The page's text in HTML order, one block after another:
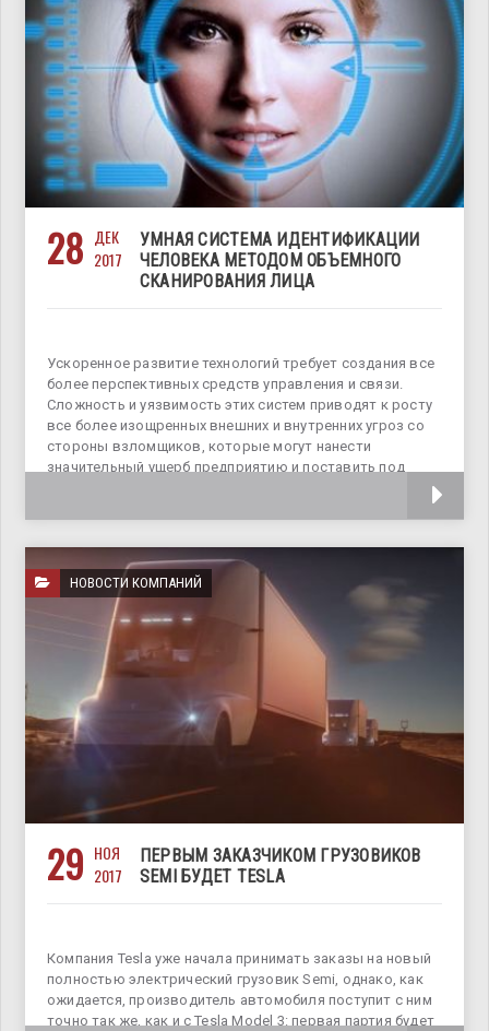
28 ДЕК
2017
УМНАЯ СИСТЕМА ИДЕНТИФИКАЦИИ
ЧЕЛОВЕКА МЕТОДОМ ОБЪЕМНОГО
СКАНИРОВАНИЯ ЛИЦА
Ускоренное развитие технологий требует создания все
более перспективных средств управления и связи.
Сложность и уязвимость этих систем приводят к росту
все более изощренных внешних и внутренних угроз со
стороны взломщиков, которые могут нанести
значительный ущерб предприятию и поставить под
НОВОСТИ КОМПАНИЙ
29 НОЯ
2017
ПЕРВЫМ ЗАКАЗЧИКОМ ГРУЗОВИКОВ
SEMI БУДЕТ TESLA
Компания Tesla уже начала принимать заказы на новый
полностью электрический грузовик Semi, однако, как
ожидается, производитель автомобиля поступит с ним
точно так же, как и с Tesla Model 3: первая партия будет